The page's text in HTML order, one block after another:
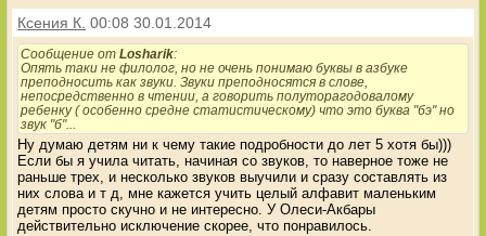
Ксения К. 00:08 30.01.2014
Сообщение отLosharik:
Опять таки не филолог, но не очень понимаю буквы в азбуке
преподносить как звуки. Звуки преподносятся в слове,
непосредственно в чтении, а говорить полуторагодовалому
ребенку ( особенно средне статистическому) что это буква "бэ" но
звук "б"...
Ну думаю детям ни к чему такие подробности до лет 5 хотя бы)))
Если бы я учила читать, начиная со звуков, то наверное тоже не
раньше трех, и несколько звуков выучили и сразу составлять из
них слова и т д, мне кажется учить целый алфавит маленьким
детям просто скучно и не интересно. У Олеси-Акбары
действительно исключение скорее, что понравилось.